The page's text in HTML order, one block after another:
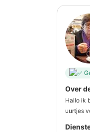
Over
Hallo ik
uurtjes